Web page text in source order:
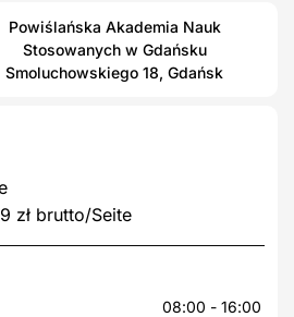
Powiślańska Akademia Nauk
Stosowanych w Gdańsku
Smoluchowskiego 18, Gdańsk
08:00 - 16:00
zł brutto/Seite